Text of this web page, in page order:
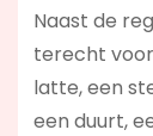
Naast de
terecht
latte, een
een duurt,